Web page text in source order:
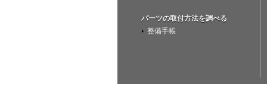
パーツの取付方法を調べる
整備手帳